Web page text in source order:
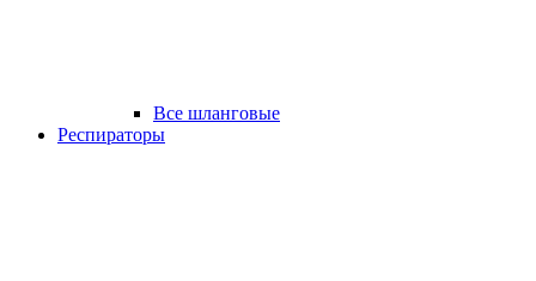
Все шланговые
Респираторы